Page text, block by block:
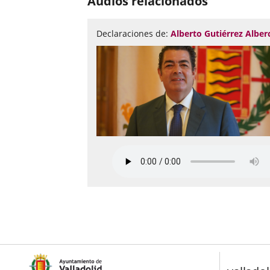
diapositivas:
Declaraciones de:Alberto Gutiérrez